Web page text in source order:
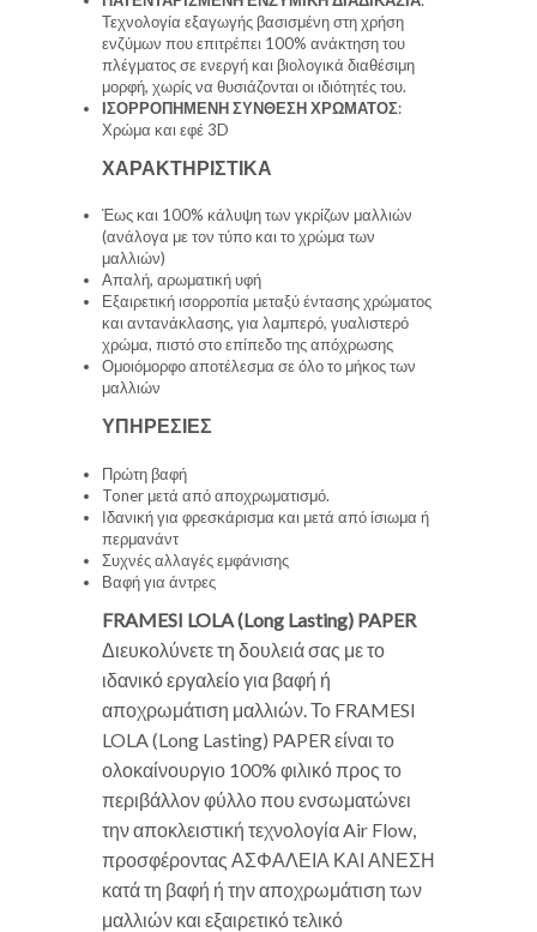
Τεχνολογία εξαγωγής βασισμένη στη χρήση
ενζύμων που επιτρέπει 100% ανάκτηση του
πλέγματος σε ενεργή και βιολογικά διαθέσιμη
μορφή, χωρίς να θυσιάζονται οι ιδιότητές του.
ΙΣΟΡΡΟΠΗΜΕΝΗ ΣΥΝΘΕΣΗ ΧΡΩΜΑΤΟΣ:
Χρώμα και εφέ 3D
ΧΑΡΑΚΤΗΡΙΣΤΙΚΑ
Έως και 100% κάλυψη των γκρίζων μαλλιών
(ανάλογα με τον τύπο και το χρώμα των
μαλλιών)
Απαλή, αρωματική υφή
Εξαιρετική ισορροπία μεταξύ έντασης χρώματος
και αντανάκλασης, για λαμπερό, γυαλιστερό
χρώμα, πιστό στο επίπεδο της απόχρωσης
Ομοιόμορφο αποτέλεσμα σε όλο το μήκος των
μαλλιών
ΥΠΗΡΕΣΙΕΣ
Πρώτη βαφή
Toner μετά από αποχρωματισμό.
Ιδανική για φρεσκάρισμα και μετά από ίσιωμα ή
περμανάντ
Συχνές αλλαγές εμφάνισης
Βαφή για άντρες
FRAMESI LOLA (Long Lasting) PAPER
Διευκολύνετε τη δουλειά σας με το
ιδανικό εργαλείο για βαφή ή
αποχρωμάτιση μαλλιών. Το FRAMESI
LOLA (Long Lasting) PAPER είναι το
ολοκαίνουργιο 100% φιλικό προς το
περιβάλλον φύλλο που ενσωματώνει
την αποκλειστική τεχνολογία Air Flow,
προσφέροντας ΑΣΦΑΛΕΙΑ ΚΑΙ ΑΝΕΣΗ
κατά τη βαφή ή την αποχρωμάτιση των
μαλλιών και εξαιρετικό τελικό